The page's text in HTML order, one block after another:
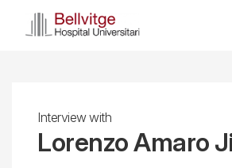
Interview with
Lorenzo Amaro